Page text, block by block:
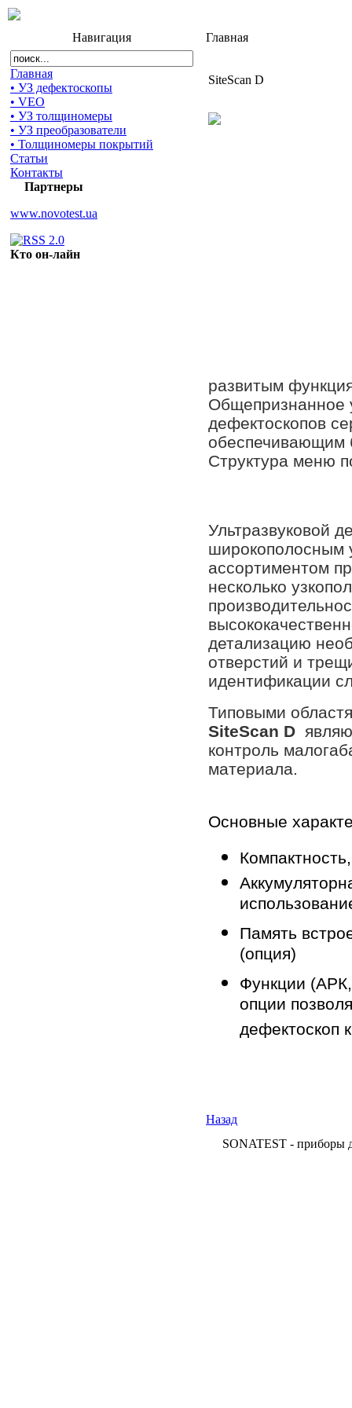
Навигация
Главная
• УЗ дефектоскопы
• VEO
• УЗ толщиномеры
• УЗ преобразователи
• Толщиномеры покрытий
Статьи
Контакты
Партнеры
www.novotest.ua
Кто он-лайн
Главная
SiteScan D
развитым
Общепризнанное
дефектоскопов
обеспечивающим
Структура меню
Ультразвуковой
широкополосным
ассортиментом
несколько
детализацию
отверстий и
идентификации
Типовыми
SiteScan D
контроль
материала.
Основные
Память
(опция)
Функции
опции
дефектоскоп
Назад
SONATEST - приборы